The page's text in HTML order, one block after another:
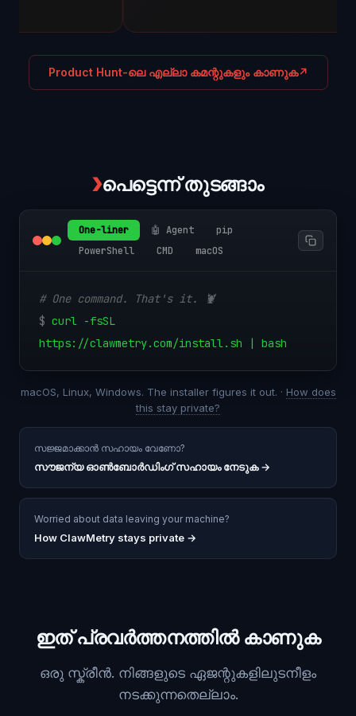
Product Hunt-ലെ എല്ലാ കമന്റുകളും കാണുക↗
❯പെട്ടെന്ന് തുടങ്ങാം
One-liner 🤖 Agent
pip
PowerShell
CMD macOS
# One command. That's it. 🦞
$ curl -fsSL
https://clawmetry.com/install.sh | bash
macOS, Linux, Windows. The installer figures it out. · How does
this stay private?
സജ്ജമാക്കാൻ സഹായം വേണോ?
സൗജന്യ ഓൺബോർഡിംഗ് സഹായം നേടുക→
Worried about data leaving your machine?
How ClawMetry stays private →
ഇത് പ്രവർത്തനത്തിൽ കാണുക
ഒരു സ്ക്രീൻ. നിങ്ങളുടെ ഏജന്റുകളിലുടനീളം
നടക്കുന്നതെല്ലാം.